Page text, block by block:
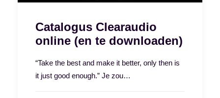
Catalogus Clearaudio
online (en te downloaden)
“Take the best and make it better, only then is
it just good enough.” Je zou…